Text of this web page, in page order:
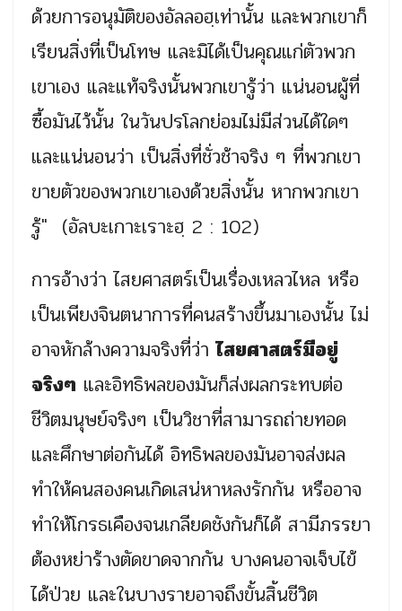
ด้วยการอนุมัติของอัลลอฮฺเท่านั้น และพวกเขาก็
เรียนสิ่งที่เป็นโทษ และมิได้เป็นคุณแก่ตัวพวก
เขาเอง และแท้จริงนั้นพวกเขารู้ว่า แน่นอนผู้ที่
ซื้อมันไว้นั้น ในวันปรโลกย่อมไม่มีส่วนได้ใดๆ
และแน่นอนว่า เป็นสิ่งที่ชั่วช้าจริง ๆ ที่พวกเขา
ขายตัวของพวกเขาเองด้วยสิ่งนั้น หากพวกเขา
รู้" (อัลบะเกาะเราะฮฺ 2 : 102)
การอ้างว่า ไสยศาสตร์เป็นเรื่องเหลวไหล หรือ
เป็นเพียงจินตนาการที่คนสร้างขึ้นมาเองนั้น ไม่
อาจหักล้างความจริงที่ว่าไสยศาสตร์มีอยู่
จริงๆ และอิทธิพลของมันก็ส่งผลกระทบต่อ
ชีวิตมนุษย์จริงๆ เป็นวิชาที่สามารถถ่ายทอด
และศึกษาต่อกันได้ อิทธิพลของมันอาจส่งผล
ทำให้คนสองคนเกิดเสน่หาหลงรักกัน หรืออาจ
ทำให้โกรธเคืองจนเกลียดชังกันก็ได้ สามีภรรยา
ต้องหย่าร้างตัดขาดจากกัน บางคนอาจเจ็บไข้
ได้ป่วย และในบางรายอาจถึงขั้นสิ้นชีวิต